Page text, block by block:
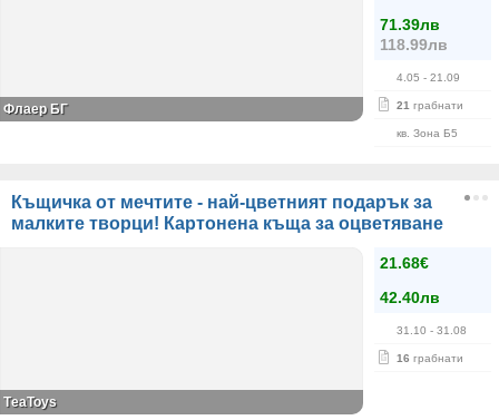
71.39лв
118.99лв
4.05 - 21.09
21 грабнати
кв. Зона Б5
Флаер БГ
Къщичка от мечтите - най-цветният подарък за
малките творци! Картонена къща за оцветяване
21.68€
42.40лв
31.10 - 31.08
16 грабнати
ТeaToys